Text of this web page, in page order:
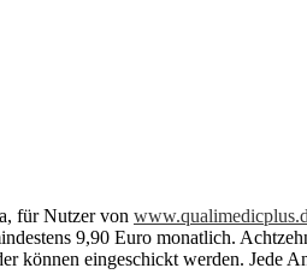
für Nutzer von
9,90 Euro monatlich.
eingeschickt werden. Jede